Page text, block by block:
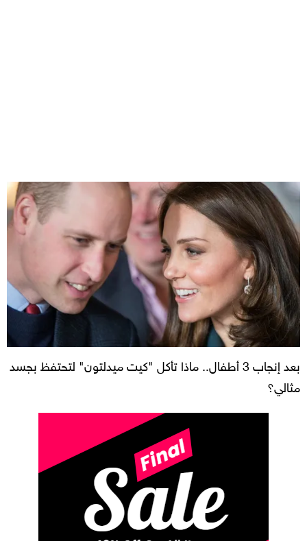
بعد إنجاب 3 أطفال.. ماذا تأكل "كيت ميدلتون" لتحتفظ بجسد
مثالي؟